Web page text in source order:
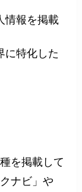
情報を掲載
に特化した
を掲載して
ナビ」や